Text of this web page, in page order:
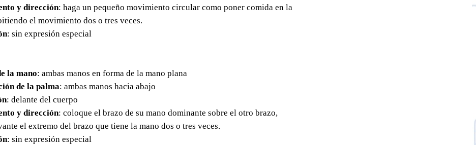
y dirección: haga un pequeño movimiento circular como poner comida en la
el movimiento dos o tres veces.
: sin expresión especial
la mano: ambas manos en forma de la mano plana
de la palma: ambas manos hacia abajo
: delante del cuerpo
y dirección: coloque el brazo de su mano dominante sobre el otro brazo,
el extremo del brazo que tiene la mano dos o tres veces.
: sin expresión especial